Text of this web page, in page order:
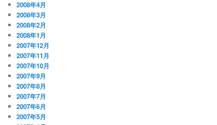
2008年4月
2008年3月
2008年2月
2008年1月
2007年12月
2007年11月
2007年10月
2007年9月
2007年8月
2007年7月
2007年6月
2007年5月